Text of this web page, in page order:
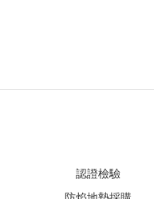
認證檢驗